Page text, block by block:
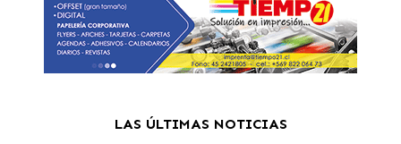
LAS ÚLTIMAS NOTICIAS